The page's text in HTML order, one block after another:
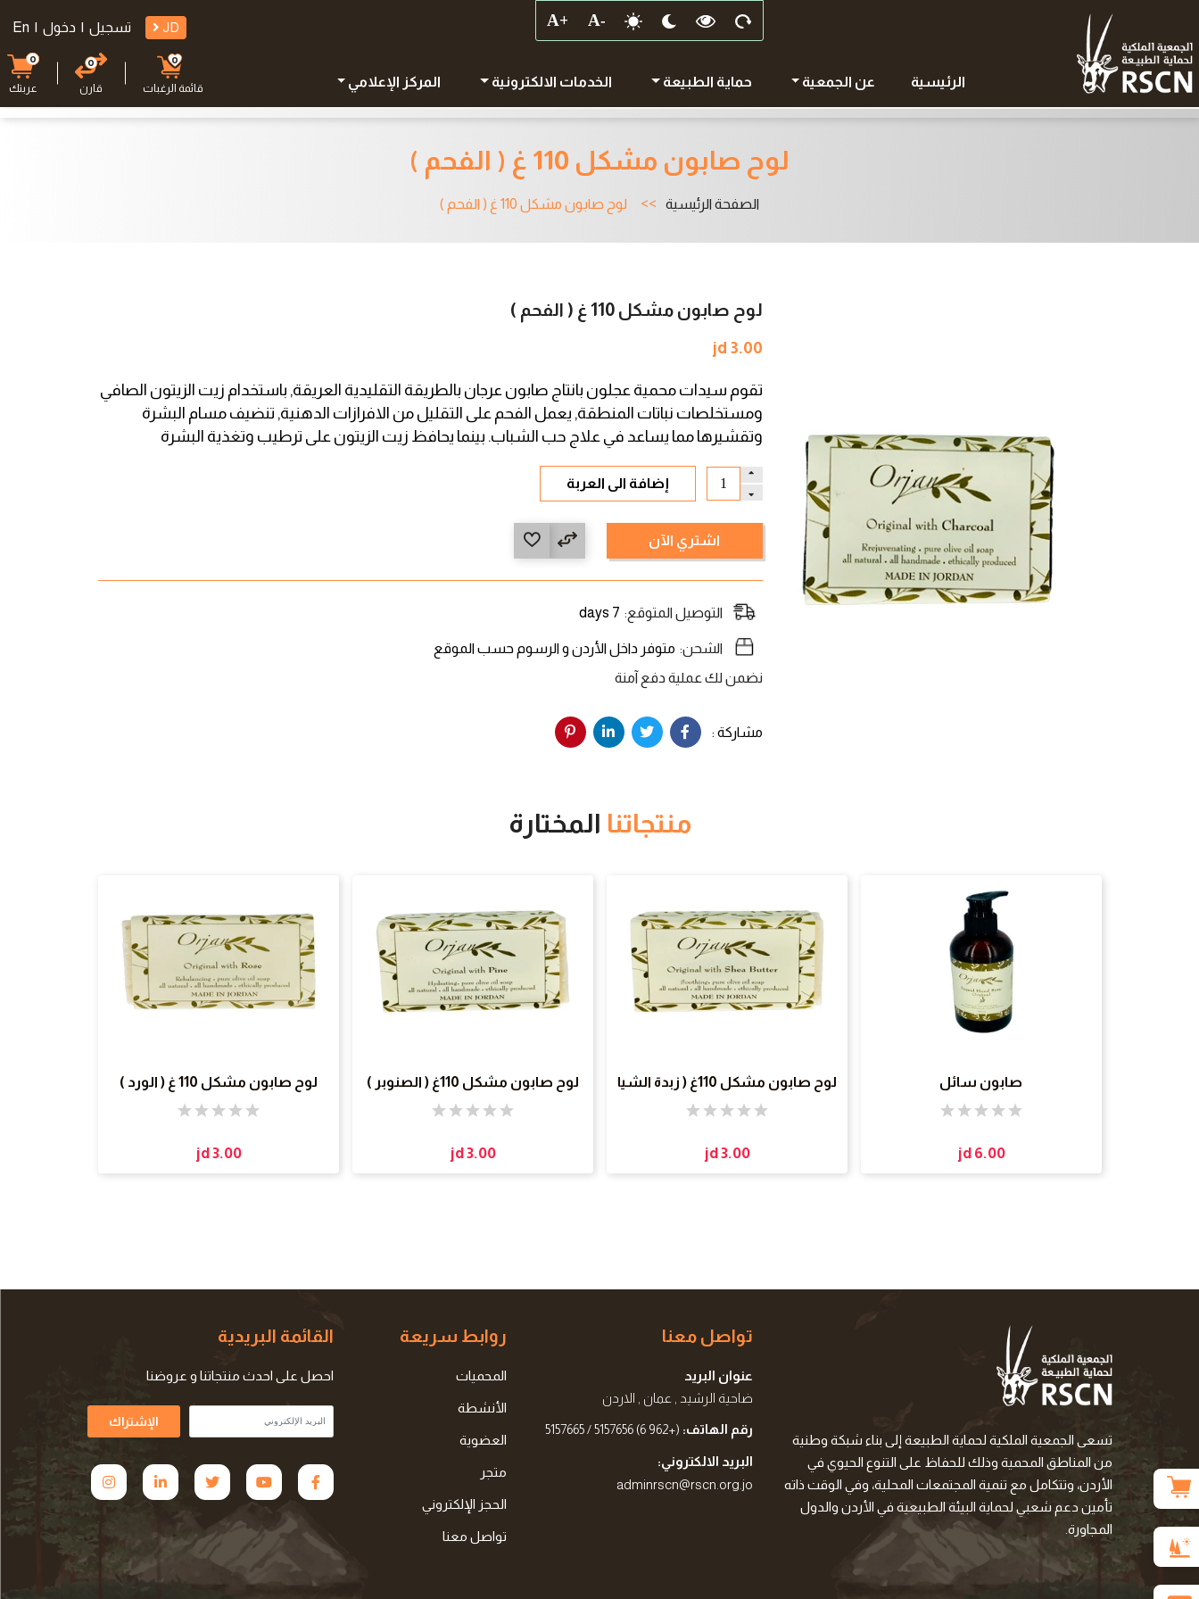
الرئيسية عن الجمعية حماية الطبيعة الخدمات الالكترونية المركز الإعلامي
JD تسجيل | دخول |
En
0
قائمة الرغبات
0
قارن
0
عربتك
لوح صابون مشكل 110 غ ( الفحم )
الصفحة الرئيسية لوح صابون مشكل 110 غ ( الفحم )
لوح صابون مشكل 110 غ ( الفحم )
jd 3.00
تقوم سيدات محمية عجلون بانتاج صابون عرجان بالطريقة التقليدية العريقة, باستخدام زيت الزيتون الصافي
ومستخلصات نباتات المنطقة, يعمل الفحم على التقليل من الافرازات الدهنية, تنضيف مسام البشرة
وتقشيرها مما يساعد في علاج حب الشباب. بينما يحافظ زيت الزيتون على ترطيب وتغذية البشرة
إضافة الى العربة
اشتري الآن
التوصيل المتوقع: 7 days
الشحن: متوفر داخل الأردن و الرسوم حسب الموقع
نضمن لك عملية دفع آمنة
مشاركة :
منتجاتنا المختارة
صابون سائل
jd 6.00
لوح صابون مشكل 110غ ( زبدة الشيا
)
jd 3.00
لوح صابون مشكل 110غ ( الصنوبر )
jd 3.00
لوح صابون مشكل 110 غ ( الورد )
jd 3.00
تسعى الجمعية الملكية لحماية الطبيعة إلى بناء شبكة وطنية
من المناطق المحمية وذلك للحفاظ على التنوع الحيوي في
الأردن، وتتكامل مع تنمية المجتمعات المحلية، وفي الوقت ذاته
تأمين دعم شعبي لحماية البيئة الطبيعية في الأردن والدول
المجاورة.
تواصل معنا
عنوان البريد
ضاحية الرشيد , عمان , الاردن
رقم الهاتف: (+962 6) 5157656 / 5157665
البريد الالكتروني:
adminrscn@rscn.org.jo
روابط سريعة
المحميات
الأنشطة
العضوية
متجر
الحجز الإلكتروني
تواصل معنا
القائمة البريدية
احصل على احدث منتجاتنا و عروضنا
الإشتراك